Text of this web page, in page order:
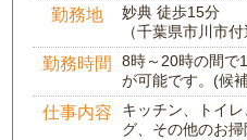
勤務地
妙典 徒歩15分
（千葉県市川市付
勤務時間
8時～20時の間で
が可能です。(候
仕事内容
キッチン、トイ
グ、その他のお掃